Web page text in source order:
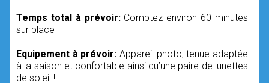
Temps total à prévoir: Comptez environ 60 minutes
sur place
Equipement à prévoir: Appareil photo, tenue adaptée
à la saison et confortable ainsi qu’une paire de lunettes
de soleil !